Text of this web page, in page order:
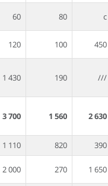
60 80 c
120 100 450
1 430 190 ///
3 700 1 560 2 630
1 110 820 390
2 000 270 1 650